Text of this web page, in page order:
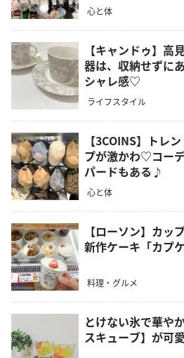
心と体
【キャンドゥ】
器は、収納せずに
シャレ感♡
ライフスタイル
【3COINS】トレ
プが激かわ♡コー
パードもある♪
心と体
【ローソン】カッ
新作ケーキ「カプ
料理・グルメ
とけない氷で華や
スキューブ】が可